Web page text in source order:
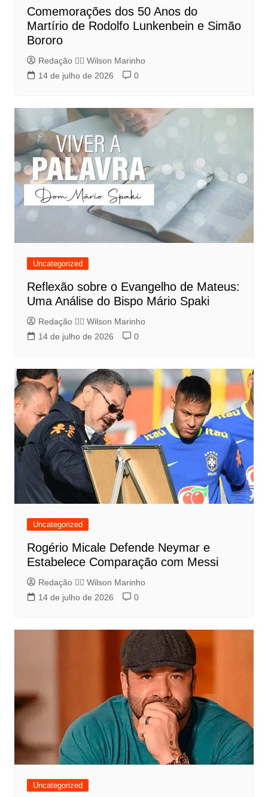
Comemorações dos 50 Anos do
Martírio de Rodolfo Lunkenbein e Simão
Bororo
Redação 👨‍⚖️​ Wilson Marinho
14 de julho de 2026
0
Uncategorized
Reflexão sobre o Evangelho de Mateus:
Uma Análise do Bispo Mário Spaki
Redação 👨‍⚖️​ Wilson Marinho
14 de julho de 2026
0
Uncategorized
Rogério Micale Defende Neymar e
Estabelece Comparação com Messi
Redação 👨‍⚖️​ Wilson Marinho
14 de julho de 2026
0
Uncategorized